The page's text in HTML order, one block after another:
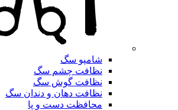
شامپو سگ
نظافت چشم سگ
نظافت گوش سگ
نظافت دهان و دندان سگ
محافظت دست و پا